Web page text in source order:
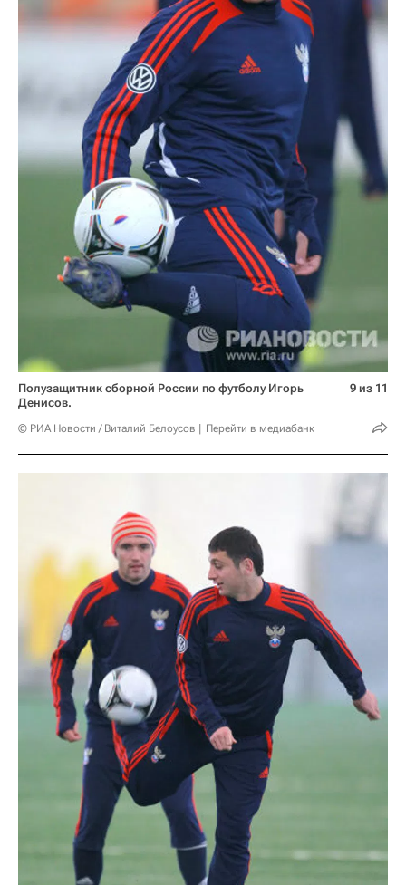
Полузащитник сборной России по футболу Игорь
Денисов.
© РИА Новости / Виталий Белоусов Перейти в медиабанк
9 из 11